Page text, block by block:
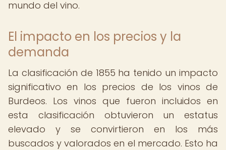
mundo del vino.
El impacto en los precios y la
demanda
La clasificación de 1855 ha tenido un impacto
significativo en los precios de los vinos de
Burdeos. Los vinos que fueron incluidos en
esta clasificación obtuvieron un estatus
elevado y se convirtieron en los más
buscados y valorados en el mercado. Esto ha